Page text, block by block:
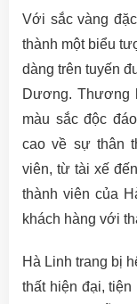
Với sắc vàng
thành một biểu
dàng trên tuyến
Dương. Thương
màu sắc độc
cao về sự thân
viên, từ tài xế
thành viên của
khách hàng với
Hà Linh trang bị
thất hiện đại,